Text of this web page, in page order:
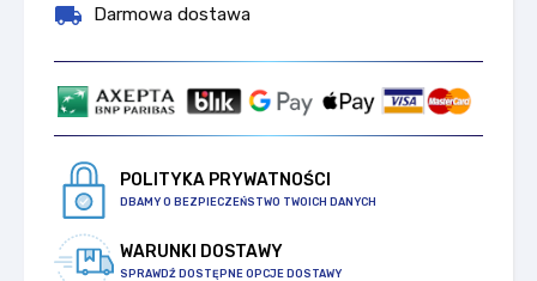
local_shipping Darmowa dostawa
POLITYKA PRYWATNOŚCI
DBAMY O BEZPIECZEŃSTWO TWOICH DANYCH
WARUNKI DOSTAWY
SPRAWDŹ DOSTĘPNE OPCJE DOSTAWY